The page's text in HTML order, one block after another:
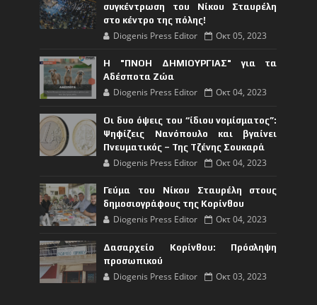
συγκέντρωση του Νίκου Σταυρέλη
στο κέντρο της πόλης!
Diogenis Press Editor Οκτ 05, 2023
Η "ΠΝΟΗ ΔΗΜΙΟΥΡΓΙΑΣ" για τα
Αδέσποτα Ζώα
Diogenis Press Editor Οκτ 04, 2023
Οι δυο όψεις του “ίδιου νομίσματος”:
Ψηφίζεις Νανόπουλο και βγαίνει
Πνευματικός – Της Τζένης Σουκαρά
Diogenis Press Editor Οκτ 04, 2023
Γεύμα του Νίκου Σταυρέλη στους
δημοσιογράφους της Κορίνθου
Diogenis Press Editor Οκτ 04, 2023
Δασαρχείο Κορίνθου: Πρόσληψη
προσωπικού
Diogenis Press Editor Οκτ 03, 2023